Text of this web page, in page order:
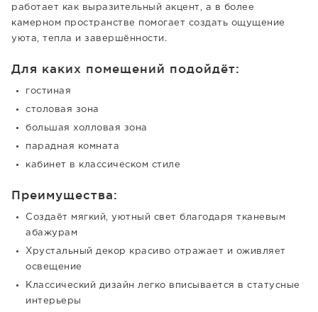
работает как выразительный акцент, а в более
камерном пространстве помогает создать ощущение
уюта, тепла и завершённости.
Для каких помещений подойдёт:
гостиная
столовая зона
большая холловая зона
парадная комната
кабинет в классическом стиле
Преимущества:
Создаёт мягкий, уютный свет благодаря тканевым
абажурам
Хрустальный декор красиво отражает и оживляет
освещение
Классический дизайн легко вписывается в статусные
интерьеры